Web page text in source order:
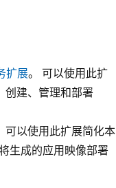
扩展。 可以使用此扩
创建、管理和部署
可以使用此扩展简化本
生成的应用映像部署